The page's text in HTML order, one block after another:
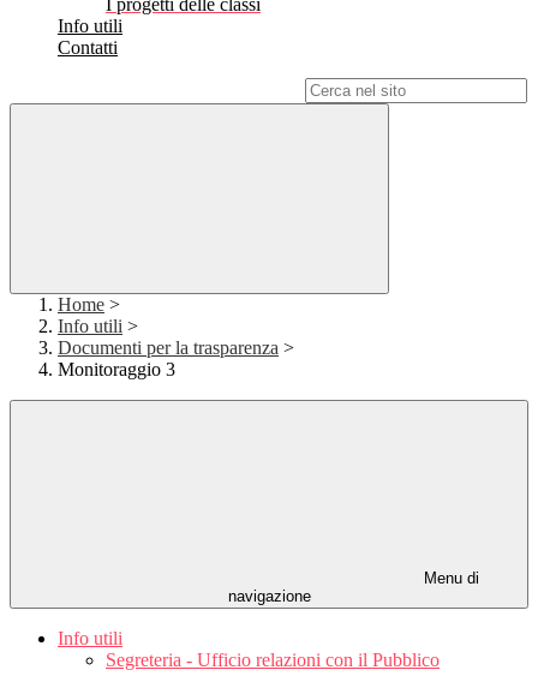
I progetti delle classi
Info utili
Contatti
Home >
Info utili >
Documenti per la trasparenza >
Monitoraggio 3
Menu di
navigazione
Info utili
Segreteria - Ufficio relazioni con il Pubblico